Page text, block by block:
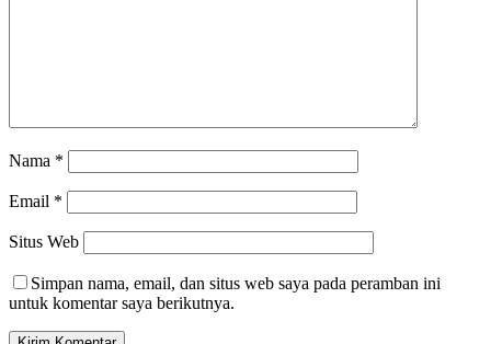
Nama *
Email *
Situs Web
Simpan nama, email, dan situs web saya pada peramban ini
untuk komentar saya berikutnya.